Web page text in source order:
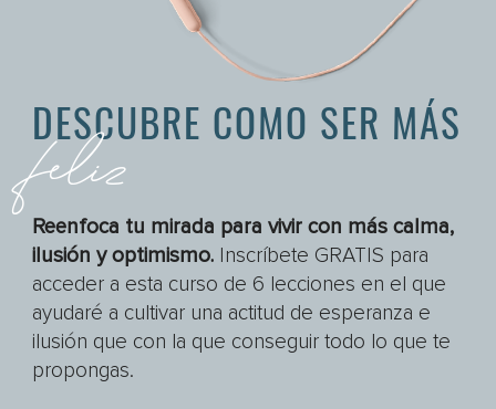
DESCUBRE COMO SER MÁS
feliz
Reenfoca tu mirada para vivir con más calma,
ilusión y optimismo.
Inscríbete GRATIS para
acceder a esta curso de 6 lecciones en el que
ayudaré a cultivar una actitud de esperanza e
ilusión que con la que conseguir todo lo que te
propongas.